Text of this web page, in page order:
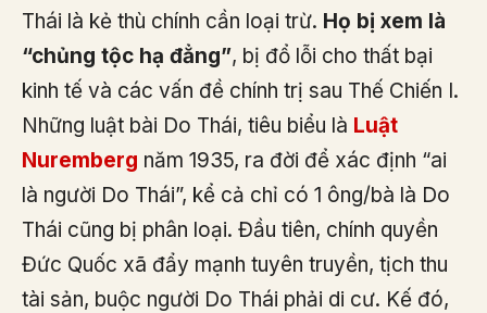
Thái là kẻ thù chính cần loại trừ. Họ bị xem là
“chủng tộc hạ đẳng”, bị đổ lỗi cho thất bại
kinh tế và các vấn đề chính trị sau Thế Chiến I.
Những luật bài Do Thái, tiêu biểu là Luật
Nuremberg năm 1935, ra đời để xác định “ai
là người Do Thái”, kể cả chỉ có 1 ông/bà là Do
Thái cũng bị phân loại. Đầu tiên, chính quyền
Đức Quốc xã đẩy mạnh tuyên truyền, tịch thu
tài sản, buộc người Do Thái phải di cư. Kế đó,